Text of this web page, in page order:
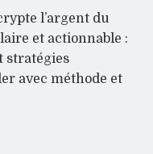
l’argent du
et actionnable :
stratégies
avec méthode et